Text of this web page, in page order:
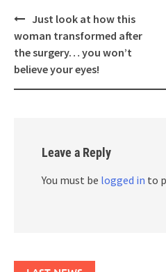
Post
navigation
Just look at how this
woman transformed after
the surgery… you won’t
believe your eyes!
Leave a Reply
You must be logged in to